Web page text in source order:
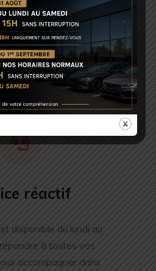
personnalisé
qu’il vous faut, quelle que
Votre satisfaction est notre
priorité.
réactif
disponible du lundi au
à toutes vos
accompagner dans